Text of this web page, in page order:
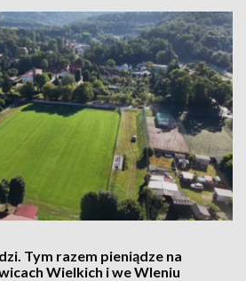
Tym razem pieniądze na
Wielkich i we Wleniu